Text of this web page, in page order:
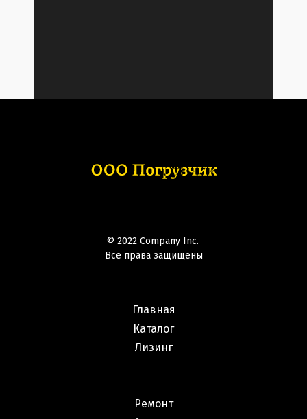
© 2022 Company Inc.
Все права защищены
Главная
Каталог
Лизинг
Ремонт